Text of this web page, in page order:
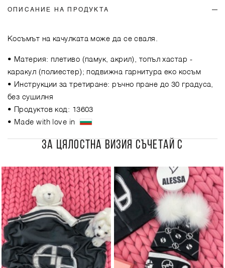
ОПИСАНИЕ НА ПРОДУКТА
Косъмът на качулката може да се сваля.
• Материя: плетиво (памук, акрил), топъл хастар -
каракул (полиестер); подвижна гарнитура еко косъм
• Инструкции за третиране: ръчно пране до 30 градуса,
без сушилня
• Продуктов код: 13603
• Made with love in
ЗА ЦЯЛОСТНА ВИЗИЯ СЪЧЕТАЙ С